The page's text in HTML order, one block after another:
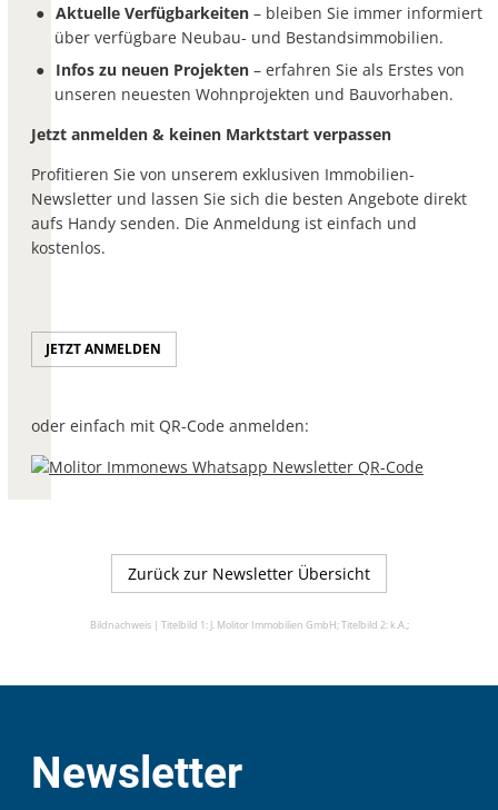
Aktuelle Verfügbarkeiten – bleiben Sie immer informiert
über verfügbare Neubau- und Bestandsimmobilien.
Infos zu neuen Projekten – erfahren Sie als Erstes von
unseren neuesten Wohnprojekten und Bauvorhaben.
Jetzt anmelden & keinen Marktstart verpassen
Profitieren Sie von unserem exklusiven Immobilien-
Newsletter und lassen Sie sich die besten Angebote direkt
aufs Handy senden. Die Anmeldung ist einfach und
kostenlos.
JETZT ANMELDEN
oder einfach mit QR-Code anmelden:
Zurück zur Newsletter Übersicht
Bildnachweis | Titelbild 1: J. Molitor Immobilien GmbH;Titelbild 2: k.A.;
Newsletter